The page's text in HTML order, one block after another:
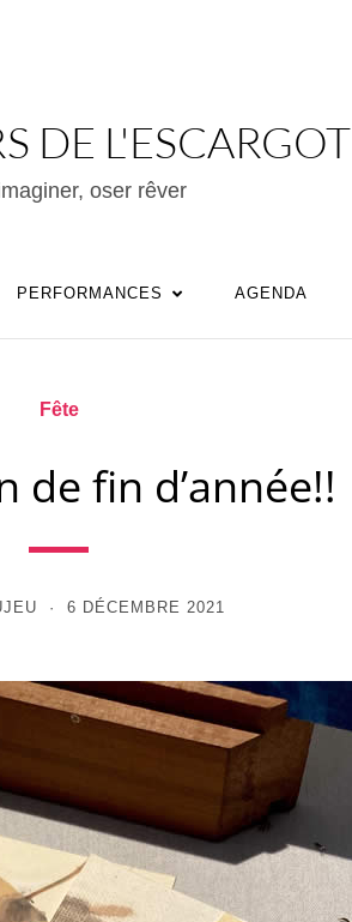
DE L'ESCARGOT
oser rêver
PERFORMANCES AGENDA
Fête
de fin d’année!!
6 DÉCEMBRE 2021